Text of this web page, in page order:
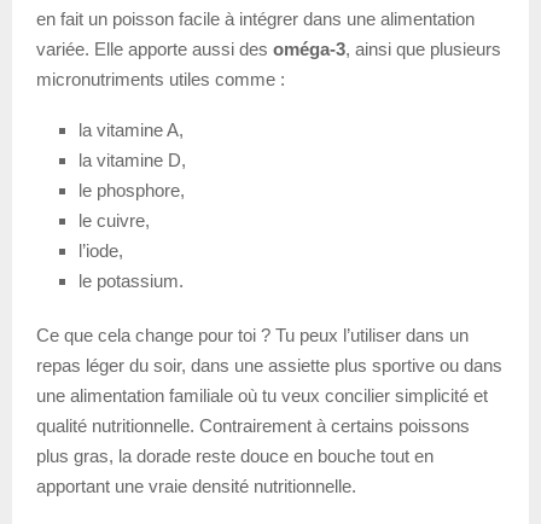
en fait un poisson facile à intégrer dans une alimentation
variée. Elle apporte aussi des oméga-3, ainsi que plusieurs
micronutriments utiles comme :
la vitamine A,
la vitamine D,
le phosphore,
le cuivre,
l’iode,
le potassium.
Ce que cela change pour toi ? Tu peux l’utiliser dans un
repas léger du soir, dans une assiette plus sportive ou dans
une alimentation familiale où tu veux concilier simplicité et
qualité nutritionnelle. Contrairement à certains poissons
plus gras, la dorade reste douce en bouche tout en
apportant une vraie densité nutritionnelle.